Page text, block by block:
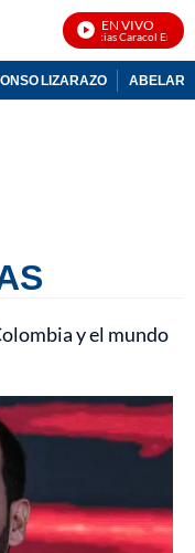
EN VIVO
Noticias Caracol En Vivo
LIZARAZO
y el mundo